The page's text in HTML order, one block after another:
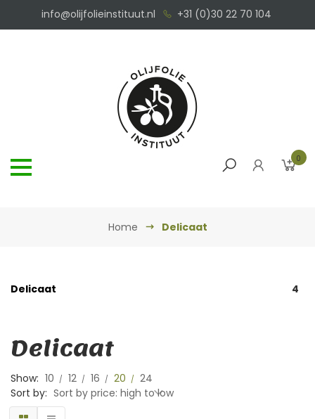
info@olijfolieinstituut.nl +31 (0)30 22 70 104
0
Home Delicaat
Delicaat 4
Delicaat
Show: 10 12 16 20
24
Sort by: Sort by price: high to low